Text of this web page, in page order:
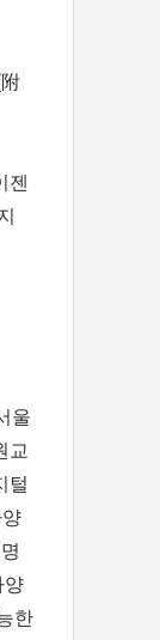
젠
울
교
털
양
한